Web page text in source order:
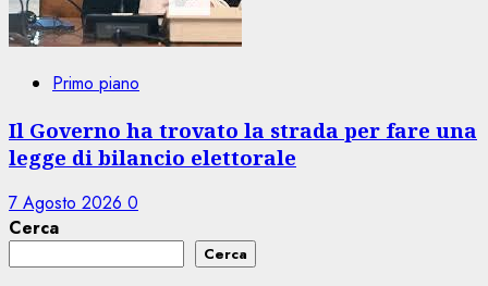
Primo piano
Il Governo ha trovato la strada per fare una
legge di bilancio elettorale
7 Agosto 2026 0
Cerca
Cerca